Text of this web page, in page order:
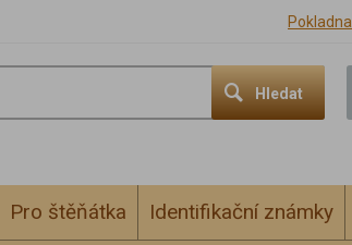
Pokladna
Hledat
Pro štěňátka Identifikační známky